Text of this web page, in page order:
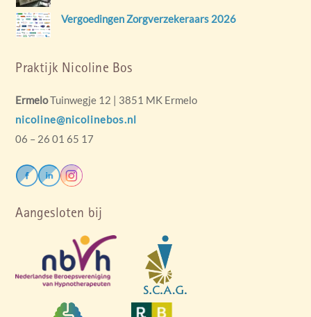
Vergoedingen Zorgverzekeraars 2026
Praktijk Nicoline Bos
ErmeloTuinwegje 12 | 3851 MK Ermelo
nicoline@nicolinebos.nl
06 – 26 01 65 17
Aangesloten bij